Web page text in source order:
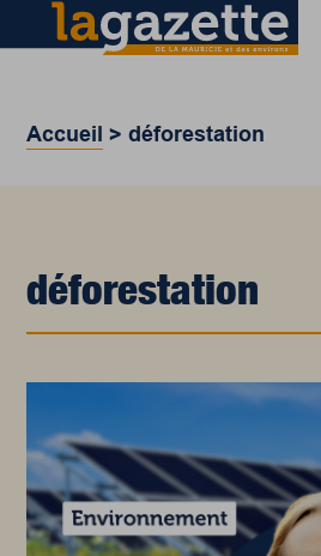
Accueil >déforestation
déforestation